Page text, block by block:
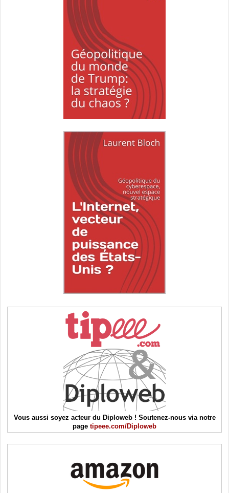
Vous aussi soyez acteur du Diploweb ! Soutenez-nous via notre
page tipeee.com/Diploweb